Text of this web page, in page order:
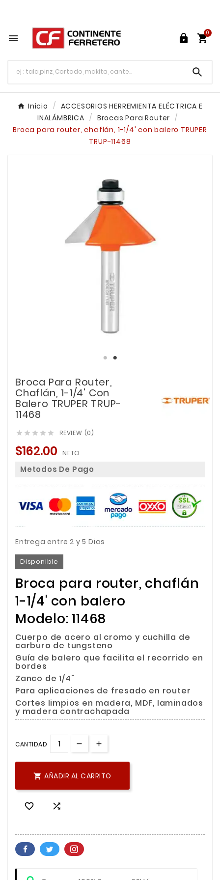
  
0

Inicio
ACCESORIOS HERREMIENTA ELÉCTRICA E
INALÁMBRICA
Brocas Para Router
Broca para router, chaflán, 1-1/4' con balero TRUPER
TRUP-11468
Broca Para Router,
Chaflán, 1-1/4' Con
Balero TRUPER TRUP-
11468
     REVIEW (0)
$162.00 NETO
Metodos De Pago
Entrega entre 2 y 5 Dias
Disponible
Broca para router, chaflán
1-1/4' con balero
Modelo: 11468
Cuerpo de acero al cromo y cuchilla de
carburo de tungsteno
Guía de balero que facilita el recorrido en
bordes
Zanco de 1/4"
Para aplicaciones de fresado en router
Cortes limpios en madera, MDF, laminados
y madera contrachapada
CANTIDAD
 AÑADIR AL CARRITO
 